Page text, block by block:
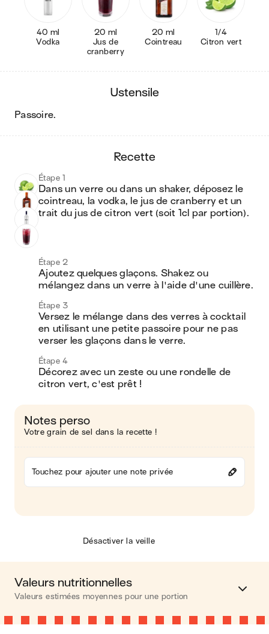
40 ml
Vodka
20 ml
Jus de
cranberry
20 ml
Cointreau
1/4
Citron vert
ustensile
passoire.
recette
Étape 1
Dans un verre ou dans un shaker, déposez le
cointreau, la vodka, le jus de cranberry et un
trait du jus de citron vert (soit 1cl par portion).
Étape 2
Ajoutez quelques glaçons. Shakez ou
Étape 3
Versez le mélange dans des verres à cocktail
en utilisant une petite passoire pour ne pas
verser les glaçons dans le verre.
Étape 4
Décorez avec un zeste ou une rondelle de
citron vert, c'est prêt !
Notes perso
Votre grain de sel dans la recette !
Touchez pour ajouter une note privée
Désactiver la veille
Valeurs nutritionnelles
Valeurs estimées moyennes pour une portion
Calories 177 kcal